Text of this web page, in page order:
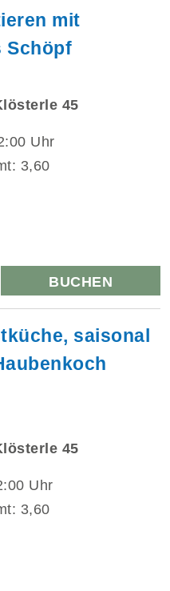
mit
Schöpf
45
Uhr
3,60
BUCHEN
saisonal
45
Uhr
3,60